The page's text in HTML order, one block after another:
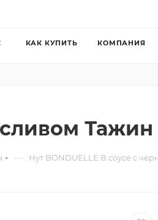
КАК КУПИТЬ КОМПАНИЯ
— Нут BONDUELLE В соусе с